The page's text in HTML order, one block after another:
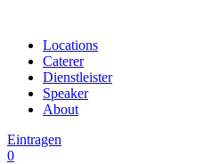
Locations
Caterer
Dienstleister
Speaker
About
Eintragen
0